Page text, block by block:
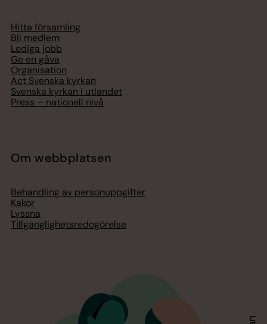
Hitta församling
Bli medlem
Lediga jobb
Ge en gåva
Organisation
Act Svenska kyrkan
Svenska kyrkan i utlandet
Press – nationell nivå
Om webbplatsen
Behandling av personuppgifter
Kakor
Lyssna
Tillgänglighetsredogörelse